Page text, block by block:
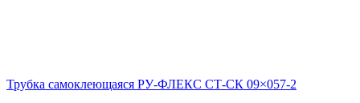
Трубка самоклеющаяся РУ-ФЛЕКС СТ-СК 09×057-2